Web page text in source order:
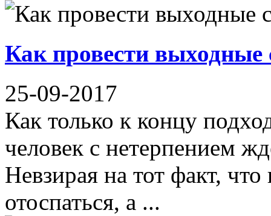
Как провести выходные
25-09-2017
Как только к концу
человек с нетерпением
Невзирая на тот факт, что
отоспаться, а ...